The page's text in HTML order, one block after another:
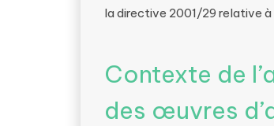
la directive 2001/29 relative à
Contexte de
des œuvres